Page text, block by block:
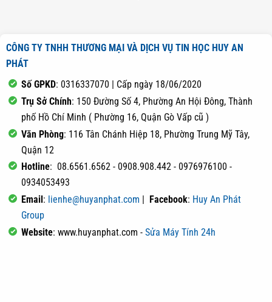
CÔNG TY TNHH THƯƠNG MẠI VÀ DỊCH VỤ TIN HỌC HUY AN
PHÁT
Số GPKD: 0316337070 | Cấp ngày 18/06/2020
Trụ Sở Chính: 150 Đường Số 4, Phường An Hội Đông, Thành
phố Hồ Chí Minh ( Phường 16, Quận Gò Vấp cũ )
Văn Phòng: 116 Tân Chánh Hiệp 18, Phường Trung Mỹ Tây,
Quận 12
Hotline: 08.6561.6562 - 0908.908.442 - 0976976100 -
0934053493
Email: lienhe@huyanphat.com | Facebook: Huy An Phát
Group
Website: www.huyanphat.com - Sửa Máy Tính 24h